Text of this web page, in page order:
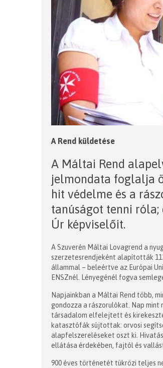
A Rend küldetése
A Máltai Rend
jelmondata foglalja
hit védelme és a
tanúságot tenni róla;
Úr képviselőit.
A Szuverén Máltai Lovagrend a
szerzetesrendjeként alapították
állammal – beleértve az Európai
ENSZnél. Lényegénél fogva
Napjainkban a Máltai Rend több,
gondozza a rászorulókat. Nap
társadalom elfelejtett és
katasztófák sújtottak: orvosi
alapfelszereléseket oszt ki.
ellátása érdekében, fajtól és
900 éves történetét tükrözi teljes